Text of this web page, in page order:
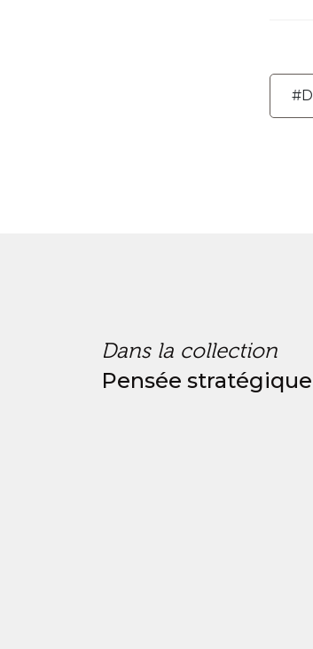
Dans la collection
Pensée stratégique